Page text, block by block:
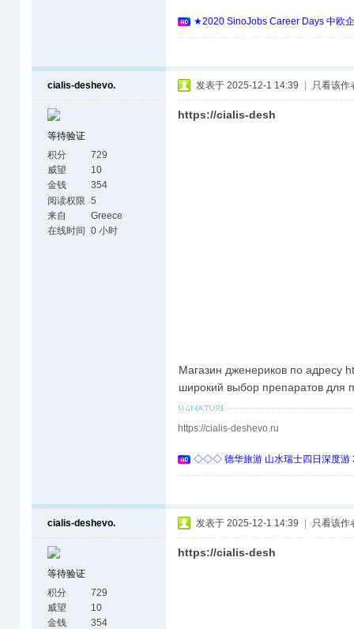
★2020 SinoJobs Career Days 中欧
cialis-deshevo.
等待验证
积分
729
威望
10
金钱
354
阅读权限 5
来自
Greece
在线时间
0 小时
发表于 2025-12-1 14:39 只看该作
https://cialis-desh
Магазин дженериков по адресу
широкий выбор препаратов для
https://cialis-deshevo.ru
◇◇◇ 德华旅游 山水瑞士四日深度
cialis-deshevo.
等待验证
积分
729
威望
10
金钱
354
发表于 2025-12-1 14:39 只看该作
https://cialis-desh